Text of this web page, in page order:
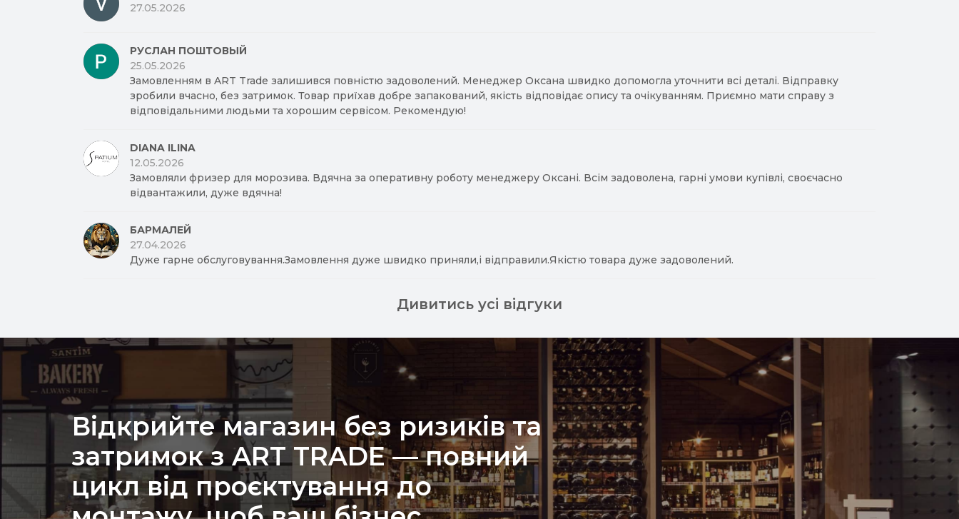
27.05.2026
РУСЛАН ПОШТОВЫЙ
25.05.2026
Замовленням в ART Trade залишився повністю задоволений. Менеджер Оксана швидко допомогла уточнити всі деталі. Відправку
зробили вчасно, без затримок. Товар приїхав добре запакований, якість відповідає опису та очікуванням. Приємно мати справу з
відповідальними людьми та хорошим сервісом. Рекомендую!
DIANA ILINA
12.05.2026
Замовляли фризер для морозива. Вдячна за оперативну роботу менеджеру Оксані. Всім задоволена, гарні умови купівлі, своєчасно
відвантажили, дуже вдячна!
БАРМАЛЕЙ
27.04.2026
Дуже гарне обслуговування.Замовлення дуже швидко приняли,і відправили.Якістю товара дуже задоволений.
Дивитись усі відгуки
Відкрийте магазин без ризиків та
затримок з ART TRADE — повний
цикл від проєктування до